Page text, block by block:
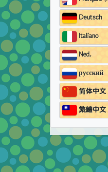
Deutsch
Italiano
Ned.
русский
简体中文
繁鱧中文